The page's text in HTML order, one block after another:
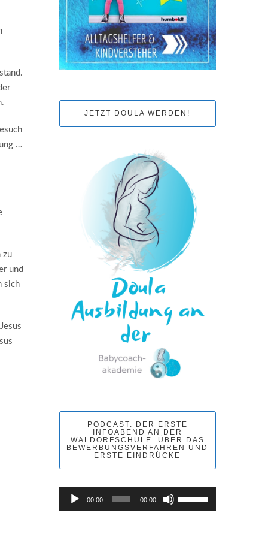
…
zu
und
sich
JETZT DOULA WERDEN!
PODCAST: DER ERSTE
INFOABEND AN DER
WALDORFSCHULE. ÜBER DAS
BEWERBUNGSVERFAHREN UND
ERSTE EINDRÜCKE
Audio-
Player
00:00 00:00
Hoch/Runter